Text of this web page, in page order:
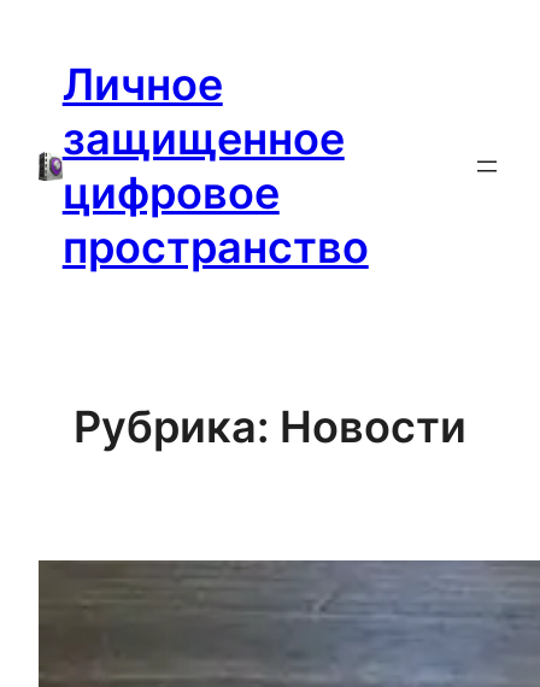
содержимому
Личное
защищенное
цифровое
пространство
Рубрика: Новости